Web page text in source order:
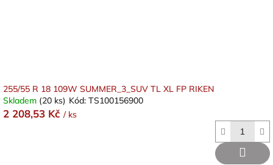
255/55 R 18 109W SUMMER_3_SUV TL XL FP RIKEN
Skladem (20 ks) Kód: TS100156900
2 208,53 Kč / ks